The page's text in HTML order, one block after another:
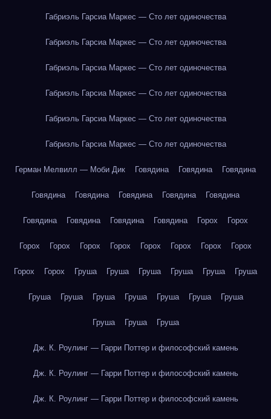
Габриэль Гарсиа Маркес — Сто лет одиночества
Габриэль Гарсиа Маркес — Сто лет одиночества
Габриэль Гарсиа Маркес — Сто лет одиночества
Габриэль Гарсиа Маркес — Сто лет одиночества
Габриэль Гарсиа Маркес — Сто лет одиночества
Габриэль Гарсиа Маркес — Сто лет одиночества
Герман Мелвилл — Моби Дик Говядина Говядина Говядина
Говядина Говядина Говядина Говядина Говядина
Говядина Говядина Говядина Говядина Горох Горох
Горох Горох Горох Горох Горох Горох Горох Горох
Горох Горох Груша Груша Груша Груша Груша Груша
Груша Груша Груша Груша Груша Груша Груша
Груша Груша Груша
Дж. К. Роулинг — Гарри Поттер и философский камень
Дж. К. Роулинг — Гарри Поттер и философский камень
Дж. К. Роулинг — Гарри Поттер и философский камень